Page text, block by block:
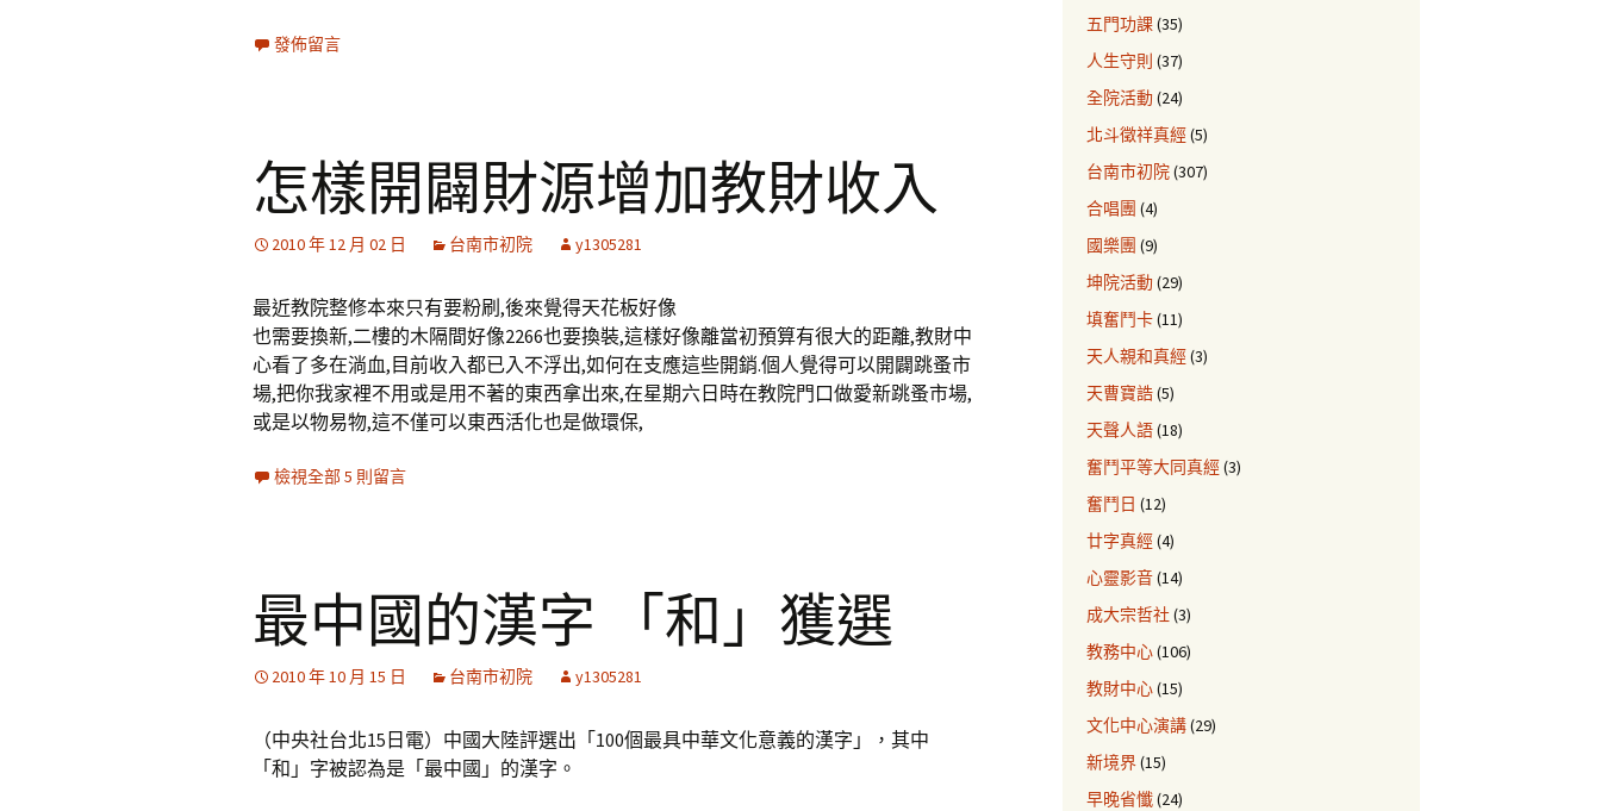
發佈留言
怎樣開闢財源增加教財收入
2010 年 12 月 02 日 台南市初院 y1305281
最近教院整修本來只有要粉刷,後來覺得天花板好像
也需要換新,二樓的木隔間好像2266也要換裝,這樣好像離當初預算有很大的距離,教財中
心看了多在淌血,目前收入都已入不浮出,如何在支應這些開銷.個人覺得可以開闢跳蚤市
場,把你我家裡不用或是用不著的東西拿出來,在星期六日時在教院門口做愛新跳蚤市場,
或是以物易物,這不僅可以東西活化也是做環保,
檢視全部 5 則留言
最中國的漢字 「和」獲選
2010 年 10 月 15 日 台南市初院 y1305281
（中央社台北15日電）中國大陸評選出「100個最具中華文化意義的漢字」，其中
「和」字被認為是「最中國」的漢字。
五門功課(35)
人生守則 (37)
全院活動(24)
北斗徵祥真經(5)
台南市初院(307)
合唱團 (4)
國樂團 (9)
坤院活動(29)
填奮鬥卡(11)
天人親和真經(3)
天曹寶誥(5)
天聲人語(18)
奮鬥平等大同真經(3)
奮鬥日 (12)
廿字真經(4)
心靈影音(14)
成大宗哲社(3)
教務中心(106)
教財中心(15)
文化中心演講(29)
新境界(15)
早晚省懺(24)